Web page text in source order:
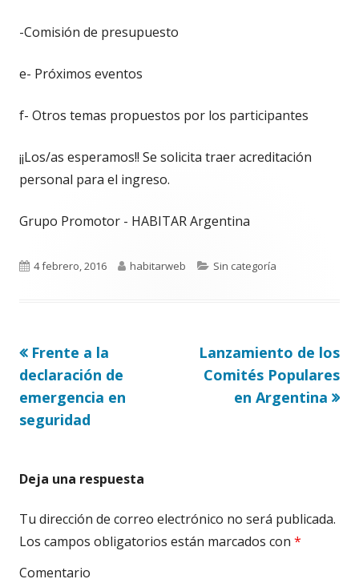
-Comisión de presupuesto
e- Próximos eventos
f- Otros temas propuestos por los participantes
¡¡Los/as esperamos!! Se solicita traer acreditación
personal para el ingreso.
Grupo Promotor - HABITAR Argentina
Publicado
4 febrero, 2016 Autor
habitarweb Categorías
Sin categoría
Navegación
de
entradas
Artículo
anterior
Frente a la
declaración de
emergencia en
seguridad
Artículo
siguiente
Lanzamiento de los
Comités Populares
en Argentina
Deja una respuesta
Tu dirección de correo electrónico no será publicada.
Los campos obligatorios están marcados con *
Comentario